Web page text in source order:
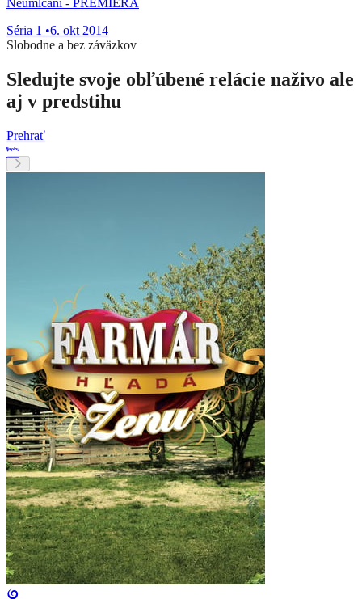
Neumlčaní - PREMIÉRA
Séria 1 •6. okt 2014
Slobodne a bez záväzkov
Sledujte svoje obľúbené relácie naživo ale
aj v predstihu
Prehrať